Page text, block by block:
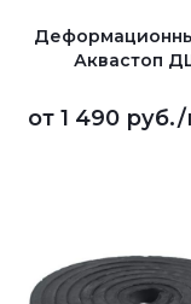
Аквастоп
от 1 490 руб./